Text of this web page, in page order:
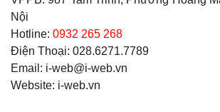
Nội
Hotline: 0932 265 268
Điện Thoại: 028.6271.7789
Email: i-web@i-web.vn
Website: i-web.vn